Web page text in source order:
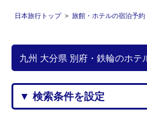
日本旅行トップ > 旅館・ホテルの宿泊予約
九州 大分県 別府・鉄輪のホ
▼ 検索条件を設定